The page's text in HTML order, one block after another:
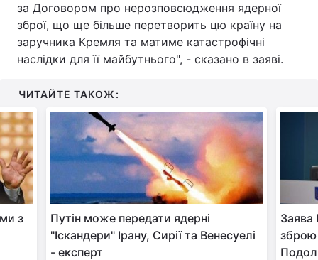
за Договором про нерозповсюдження ядерної
зброї, що ще більше перетворить цю країну на
заручника Кремля та матиме катастрофічні
наслідки для її майбутнього", - сказано в заяві.
ЧИТАЙТЕ ТАКОЖ:
з
Путін може передати ядерні
"Іскандери" Ірану, Сирії та Венесуелі
- експерт
Заява
зброю